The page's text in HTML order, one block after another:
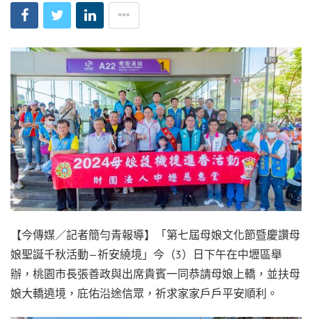
【今傳媒／記者簡勻青報導】「第七屆母娘文化節暨慶讚母
娘聖誕千秋活動—祈安繞境」今（3）日下午在中壢區舉
辦，桃園市長張善政與出席貴賓一同恭請母娘上轎，並扶母
娘大轎遶境，庇佑沿途信眾，祈求家家戶戶平安順利。